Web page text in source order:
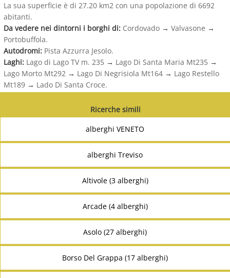
La sua superficie è di 27.20 km2 con una popolazione di 6692
abitanti.
Da vedere nei dintorni i borghi di: Cordovado → Valvasone →
Portobuffola.
Autodromi: Pista Azzurra Jesolo.
Laghi: Lago di Lago TV m. 235 → Lago Di Santa Maria Mt235 →
Lago Morto Mt292 → Lago Di Negrisiola Mt164 → Lago Restello
Mt189 → Lado Di Santa Croce.
Ricerche simili
alberghi VENETO
alberghi Treviso
Altivole (3 alberghi)
Arcade (4 alberghi)
Asolo (27 alberghi)
Borso Del Grappa (17 alberghi)